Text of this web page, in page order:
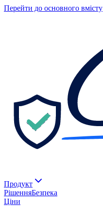
Перейти до основного вмісту
Продукт
РішенняБезпека
Ціни